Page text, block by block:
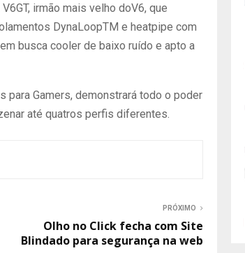
irmão mais velho doV6, que
DynaLoopTM e heatpipe com
busca cooler de baixo ruído e apto a
para Gamers, demonstrará todo o poder
até quatros perfis diferentes.
PRÓXIMO
Olho no Click fecha com Site
Blindado para segurança na web